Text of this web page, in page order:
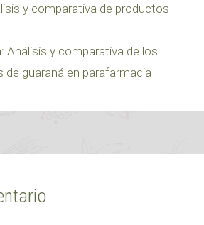
y comparativa de productos
Análisis y comparativa de los
guaraná en parafarmacia